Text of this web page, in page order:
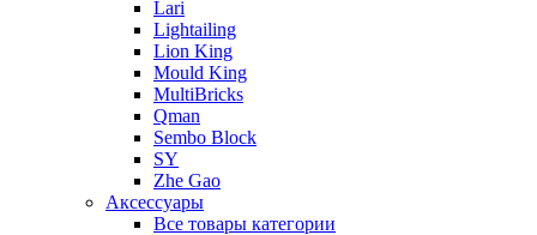
Lari
Lightailing
Lion King
Mould King
MultiBricks
Qman
Sembo Block
SY
Zhe Gao
Аксессуары
Все товары категории